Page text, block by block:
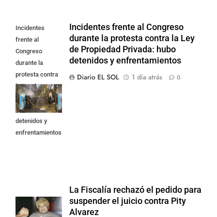
Incidentes
frente al
Congreso
durante la
protesta contra
la Ley de
Propiedad
Privada: hubo
detenidos y
enfrentamientos
Incidentes frente al Congreso
durante la protesta contra la Ley
de Propiedad Privada: hubo
detenidos y enfrentamientos
Diario EL SOL
1 día atrás 0
La Fiscalía rechazó el pedido para
suspender el juicio contra Pity
Alvarez